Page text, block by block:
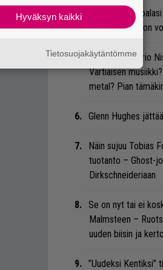
Blind Channel
näyttävän videon
Miten taipuu Trio
Vartiaisen
metal? Pian
Glenn Hughes
Näin sujuu Tobias
tuotanto – Ghost-
Dirkschneideriaan
Se on nyt tai ei
Malmsteen –
uuden biisin ja
”Uudeksi Kentiksi”
Hyväksyn kaikki
Tietosuojakäytäntömme